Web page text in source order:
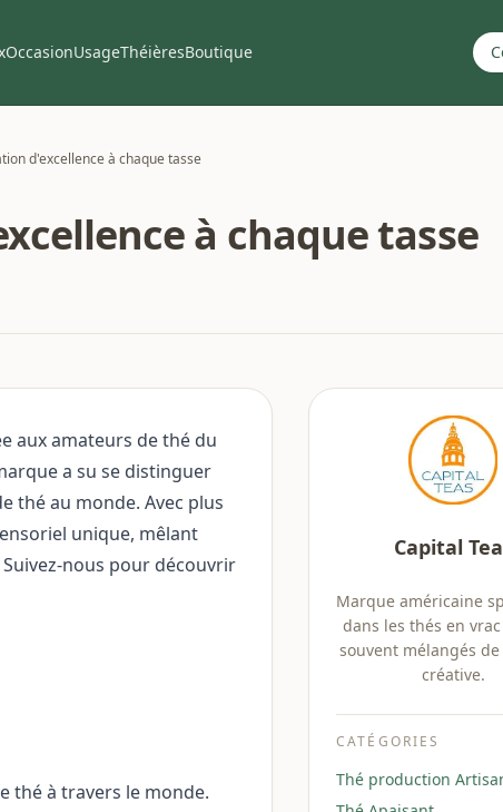
OccasionUsageThéièresBoutique
d'excellence à chaque tasse
à chaque tasse
aux amateurs de thé du
a su se distinguer
thé au monde. Avec plus
unique, mêlant
nous pour découvrir
thé à travers le monde.
Capital
Marque américaine
dans les thés en
souvent mélangés
créative.
CATÉGORIES
Thé production